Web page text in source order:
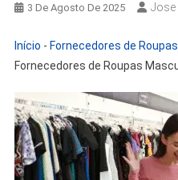
3 De Agosto De 2025 Jose
Início - Fornecedores de
Fornecedores de Roupas